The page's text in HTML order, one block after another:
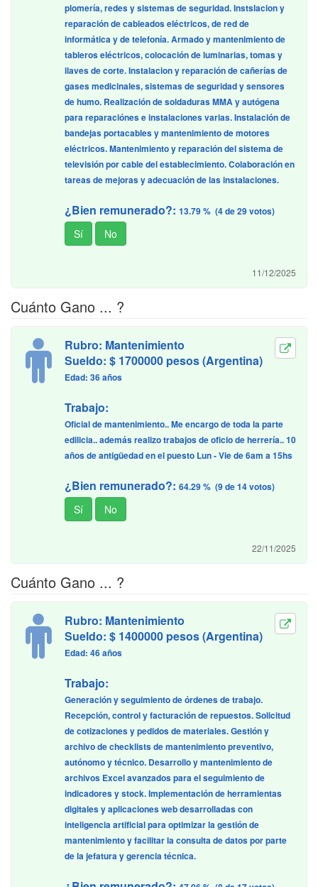
plomería, redes y sistemas de seguridad. Instslacion y
reparación de cableados eléctricos, de red de
informática y de telefonía. Armado y mantenimiento de
tableros eléctricos, colocación de luminarias, tomas y
llaves de corte. Instalacion y reparación de cañerías de
gases medicinales, sistemas de seguridad y sensores
de humo. Realización de soldaduras MMA y autógena
para reparaciónes e instalaciones varias. Instalación de
bandejas portacables y mantenimiento de motores
eléctricos. Mantenimiento y reparación del sistema de
televisión por cable del establecimiento. Colaboración en
tareas de mejoras y adecuación de las instalaciones.
¿Bien remunerado?: 13.79 % (4 de 29 votos)
11/12/2025
Cuánto Gano ... ?
Rubro: Mantenimiento
Sueldo: $ 1700000 pesos (Argentina)
Edad: 36 años
Trabajo:
Oficial de mantenimiento.. Me encargo de toda la parte
edilicia.. además realizo trabajos de oficio de herrería.. 10
años de antigüedad en el puesto Lun - Vie de 6am a 15hs
¿Bien remunerado?: 64.29 % (9 de 14 votos)
22/11/2025
Cuánto Gano ... ?
Rubro: Mantenimiento
Sueldo: $ 1400000 pesos (Argentina)
Edad: 46 años
Trabajo:
Generación y seguimiento de órdenes de trabajo.
Recepción, control y facturación de repuestos. Solicitud
de cotizaciones y pedidos de materiales. Gestión y
archivo de checklists de mantenimiento preventivo,
autónomo y técnico. Desarrollo y mantenimiento de
archivos Excel avanzados para el seguimiento de
indicadores y stock. Implementación de herramientas
digitales y aplicaciones web desarrolladas con
inteligencia artificial para optimizar la gestión de
mantenimiento y facilitar la consulta de datos por parte
de la jefatura y gerencia técnica.